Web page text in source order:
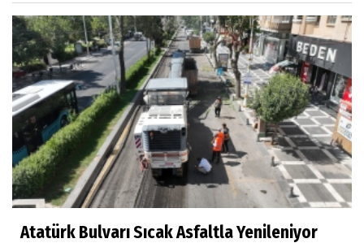
Atatürk Bulvarı Sıcak Asfaltla Yenileniyor